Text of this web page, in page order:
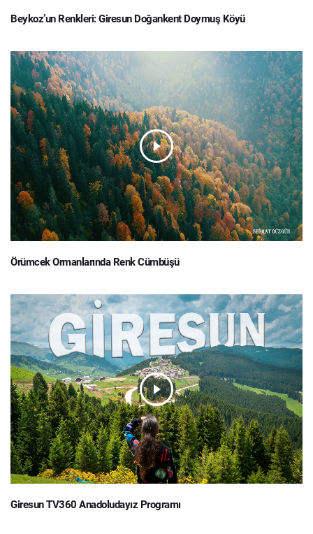
Beykoz’un Renkleri: Giresun Doğankent Doymuş Köyü
Örümcek Ormanlarında Renk Cümbüşü
Giresun TV360 Anadoludayız Programı